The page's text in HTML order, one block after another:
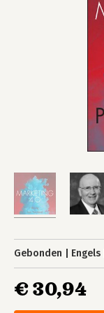
Gebonden Engels
€ 30,94